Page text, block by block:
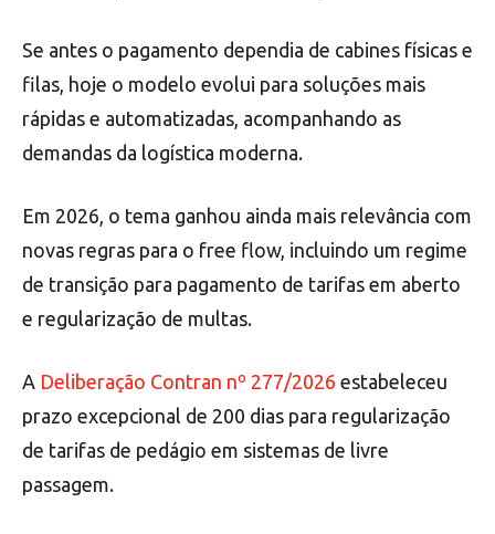
Se antes o pagamento dependia de cabines físicas e
filas, hoje o modelo evolui para soluções mais
rápidas e automatizadas, acompanhando as
demandas da logística moderna.
Em 2026, o tema ganhou ainda mais relevância com
novas regras para o free flow, incluindo um regime
de transição para pagamento de tarifas em aberto
e regularização de multas.
A Deliberação Contran nº 277/2026 estabeleceu
prazo excepcional de 200 dias para regularização
de tarifas de pedágio em sistemas de livre
passagem.